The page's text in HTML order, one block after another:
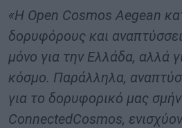
«Η Open Cosmos Aegean
δορυφόρους και
μόνο για την Ελλάδα, αλλά
κόσμο. Παράλληλα,
για το δορυφορικό μας
ConnectedCosmos,